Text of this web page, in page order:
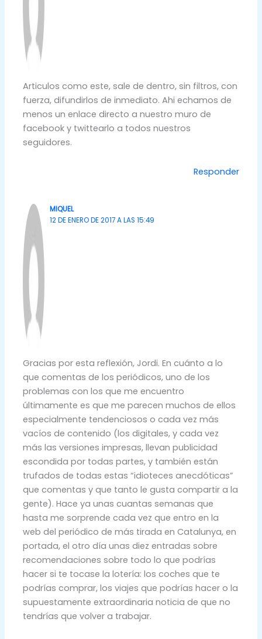
Articulos como este, sale de dentro, sin filtros, con
fuerza, difundirlos de inmediato. Ahi echamos de
menos un enlace directo a nuestro muro de
facebook y twittearlo a todos nuestros
seguidores.
Responder
MIQUEL
12 DE ENERO DE 2017 A LAS 15:49
Gracias por esta reflexión, Jordi. En cuánto a lo
que comentas de los periódicos, uno de los
problemas con los que me encuentro
últimamente es que me parecen muchos de ellos
especialmente tendenciosos o cada vez más
vacíos de contenido (los digitales, y cada vez
más las versiones impresas, llevan publicidad
escondida por todas partes, y también están
trufados de todas estas “idioteces anecdóticas”
que comentas y que tanto le gusta compartir a la
gente). Hace ya unas cuantas semanas que
hasta me sorprende cada vez que entro en la
web del periódico de más tirada en Catalunya, en
portada, el otro día unas diez entradas sobre
recomendaciones sobre todo lo que podrías
hacer si te tocase la lotería: los coches que te
podrías comprar, los viajes que podrías hacer o la
supuestamente extraordinaria noticia de que no
tendrías que volver a trabajar.